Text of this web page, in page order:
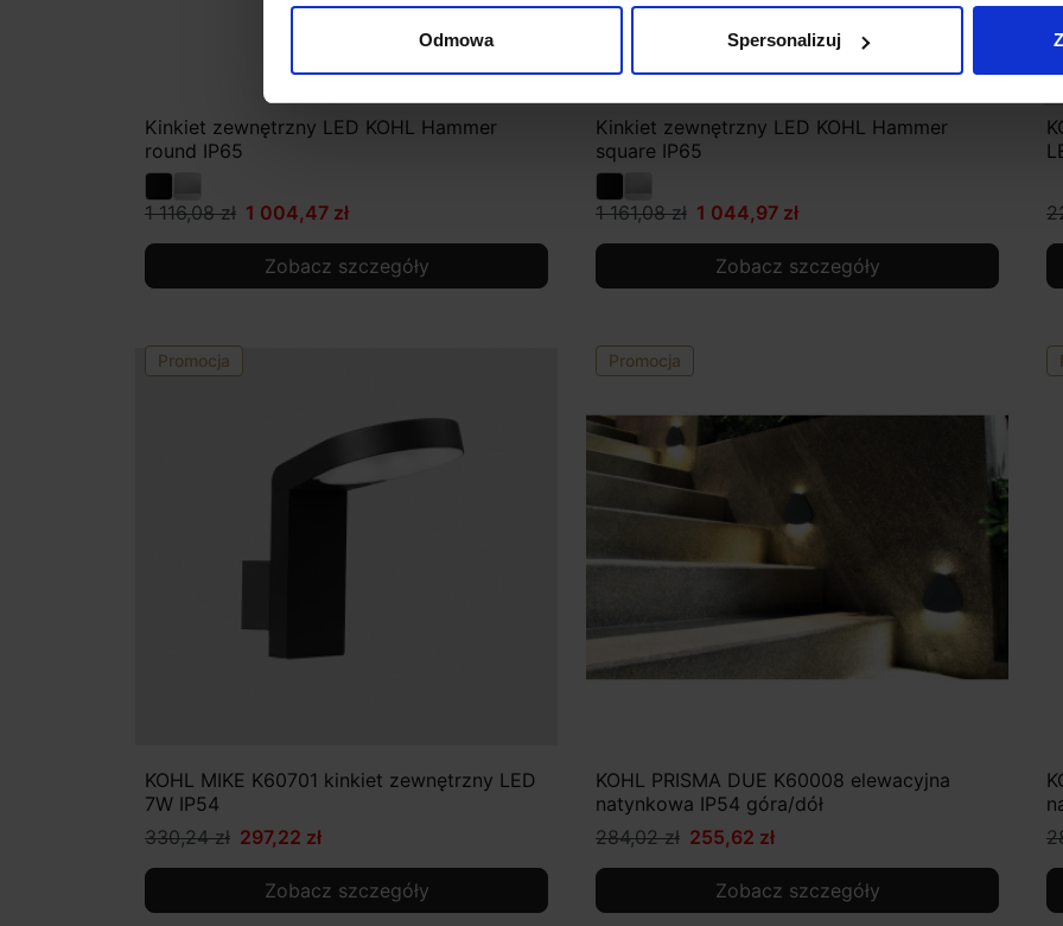
Odmowa Spersonalizuj
Kinkiet zewnętrzny LED KOHL Hammer
round IP65
1 116,08 zł 1 004,47 zł
Zobacz szczegóły
Kinkiet zewnętrzny LED KOHL Hammer
square IP65
1 161,08 zł 1 044,97 zł
Zobacz szczegóły
Promocja
KOHL MIKE K60701 kinkiet zewnętrzny LED
7W IP54
330,24 zł 297,22 zł
Zobacz szczegóły
Promocja
KOHL PRISMA DUE K60008 elewacyjna
natynkowa IP54 góra/dół
284,02 zł 255,62 zł
Zobacz szczegóły